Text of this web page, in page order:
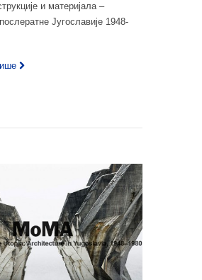
и материјала –
Југославије 1948-